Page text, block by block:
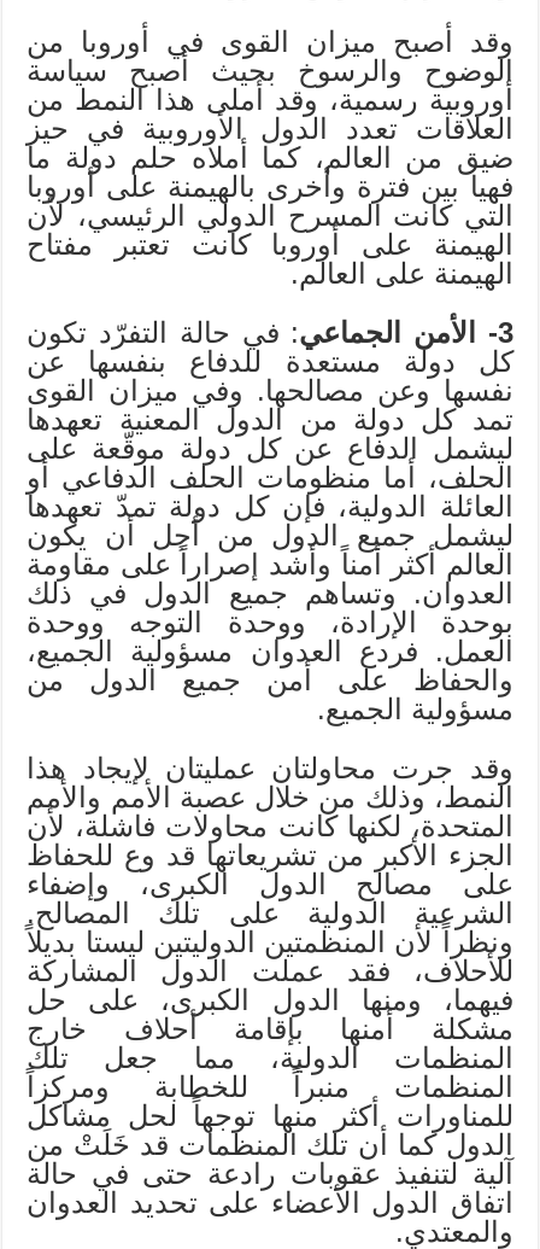
وقد أصبح ميزان القوى في أوروبا من
الوضوح والرسوخ بحيث أصبح سياسة
أوروبية رسمية، وقد أملى هذا النمط من
العلاقات تعدد الدول الأوروبية في حيز
ضيق من العالم، كما أملاه حلم دولة ما
فهيا بين فترة وأخرى بالهيمنة على أوروبا
التي كانت المسرح الدولي الرئيسي، لأن
الهيمنة على أوروبا كانت تعتبر مفتاح
الهيمنة على العالم.
3- الأمن الجماعي
: في حالة التفرّد تكون
كل دولة مستعدة للدفاع بنفسها عن
نفسها وعن مصالحها. وفي ميزان القوى
تمد كل دولة من الدول المعنية تعهدها
ليشمل الدفاع عن كل دولة موقّعة على
الحلف، أما منظومات الحلف الدفاعي أو
العائلة الدولية، فإن كل دولة تمدّ تعهدها
ليشمل جميع الدول من أجل أن يكون
العالم أكثر أمناً وأشد إصراراً على مقاومة
العدوان. وتساهم جميع الدول في ذلك
بوحدة الإرادة، ووحدة التوجه ووحدة
العمل. فردع العدوان مسؤولية الجميع،
والحفاظ على أمن جميع الدول من
مسؤولية الجميع.
وقد جرت محاولتان عمليتان لإيجاد هذا
النمط، وذلك من خلال عصبة الأمم والأمم
المتحدة، لكنها كانت محاولات فاشلة، لأن
الجزء الأكبر من تشريعاتها قد وع للحفاظ
على مصالح الدول الكبرى، وإضفاء
الشرعية الدولية على تلك المصالح.
ونظراً لأن المنظمتين الدوليتين ليستا بديلاً
للأحلاف، فقد عملت الدول المشاركة
فيهما، ومنها الدول الكبرى، على حل
مشكلة أمنها بإقامة أحلاف خارج
المنظمات الدولية، مما جعل تلك
المنظمات منبراً للخطابة ومركزاً
للمناورات أكثر منها توجهاً لحل مشاكل
الدول كما أن تلك المنظمات قد خَلَتْ من
آلية لتنفيذ عقوبات رادعة حتى في حالة
اتفاق الدول الأعضاء على تحديد العدوان
والمعتدي.